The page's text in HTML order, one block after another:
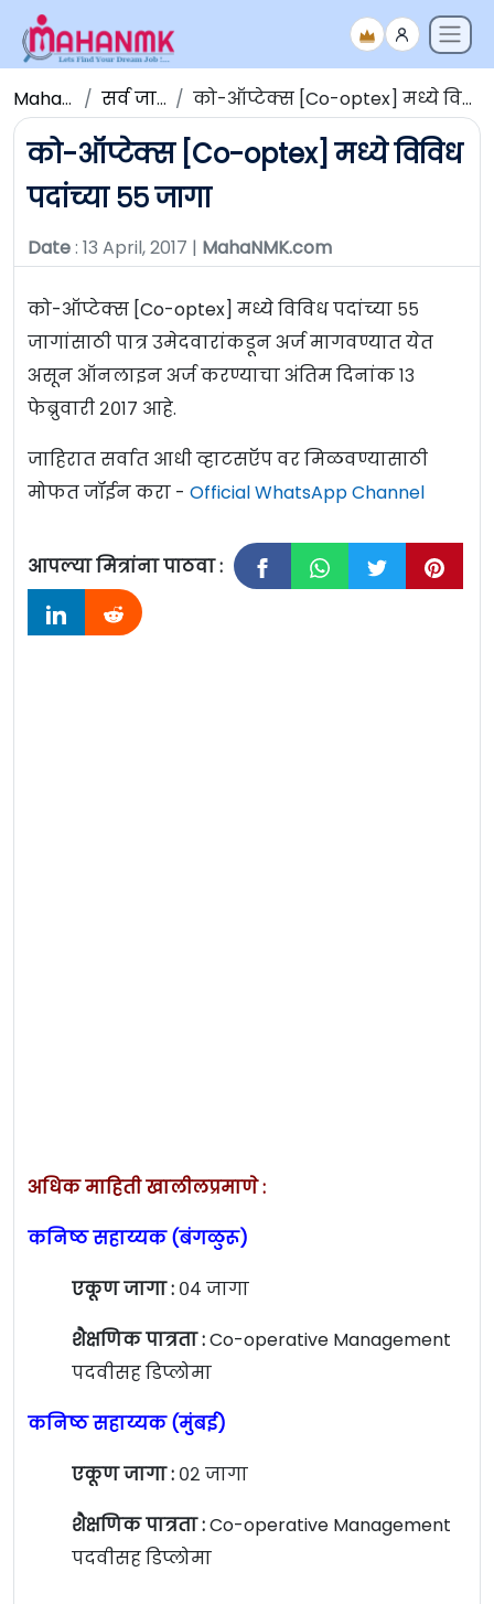
Maha NMK सर्व जाहिराती को-ऑप्टेक्स [Co­-optex] मध्ये विविध पदांच्या ५५ जागा
को-ऑप्टेक्स [Co­-optex] मध्ये विविध
पदांच्या ५५ जागा
Date: 13 April, 2017 | MahaNMK.com
को-ऑप्टेक्स [Co­-optex] मध्ये विविध पदांच्या ५५
जागांसाठी पात्र उमेदवारांकडून अर्ज मागवण्यात येत
असून ऑनलाइन अर्ज करण्याचा अंतिम दिनांक १३
फेब्रुवारी २०१७ आहे.
जाहिरात सर्वात आधी व्हाटसऍप वर मिळवण्यासाठी
मोफत जॉईन करा - Official WhatsApp Channel
आपल्या मित्रांना पाठवा :
अधिक माहिती खालीलप्रमाणे :
कनिष्ठ सहाय्यक (बंगळुरू)
एकूण जागा : ०४ जागा
शैक्षणिक पात्रता :Co-operative Management
पदवीसह डिप्लोमा
कनिष्ठ सहाय्यक (मुंबई)
एकूण जागा : ०२ जागा
शैक्षणिक पात्रता :Co-operative Management
पदवीसह डिप्लोमा